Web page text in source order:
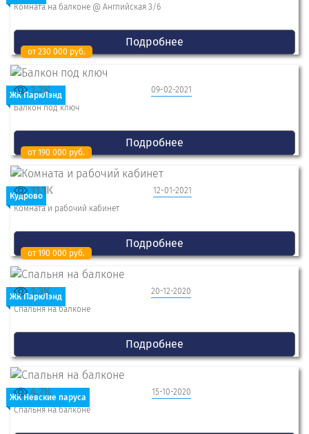
Комната на балконе @ Английская 3/6
Подробнее
ЖК ПаркЛэнд
от 230 000 руб.
09-02-2021
1.2K
Балкон под ключ
Подробнее
Кудрово
от 190 000 руб.
12-01-2021
11.1K
Комната и рабочий кабинет
Подробнее
ЖК ПаркЛэнд
от 190 000 руб.
20-12-2020
1.3K
Спальня на балконе
Подробнее
ЖК Невские паруса
15-10-2020
4.7K
Спальня на балконе